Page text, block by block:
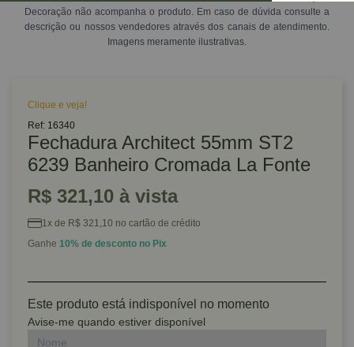
Decoração não acompanha o produto. Em caso de dúvida consulte a
descrição ou nossos vendedores através dos canais de atendimento.
Imagens meramente ilustrativas.
Clique e veja!
Ref: 16340
Fechadura Architect 55mm ST2
6239 Banheiro Cromada La Fonte
R$ 321,10 à vista
1x de R$ 321,10 no cartão de crédito
Ganhe 10% de desconto no Pix
Este produto está indisponível no momento
Avise-me quando estiver disponível